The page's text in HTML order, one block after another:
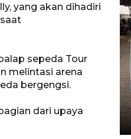
yang akan dihadiri
sepeda Tour
melintasi arena
bergengsi.
dari upaya
Panjang ke